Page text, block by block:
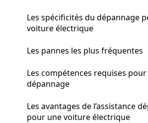
Les spécificités du dépannage
voiture électrique
Les pannes les plus fréquentes
Les compétences requises
dépannage
Les avantages de l’assistance
pour une voiture électrique